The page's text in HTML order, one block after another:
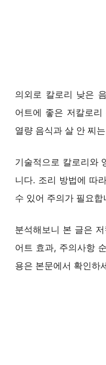
의외로 칼로리 낮은
어트에 좋은 저칼로
열량 음식과 살 안 찌
기술적으로 칼로리와
니다. 조리 방법에 따
수 있어 주의가 필요합
분석해보니 본 글은
어트 효과, 주의사항
용은 본문에서 확인하